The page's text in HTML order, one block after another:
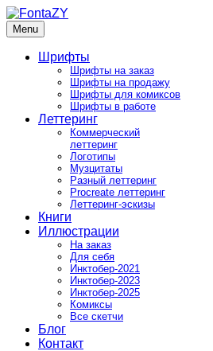
Skip
to
content
FontaZY
Fonts and pictures by Zakhar Yaschin
Menu
Шрифты
Шрифты на заказ
Шрифты на продажу
Шрифты для комиксов
Шрифты в работе
Леттеринг
Коммерческий
леттеринг
Логотипы
Музцитаты
Разный леттеринг
Procreate леттеринг
Леттеринг-эскизы
Книги
Иллюстрации
На заказ
Для себя
Инктобер-2021
Инктобер-2023
Инктобер-2025
Комиксы
Все скетчи
Блог
Контакт